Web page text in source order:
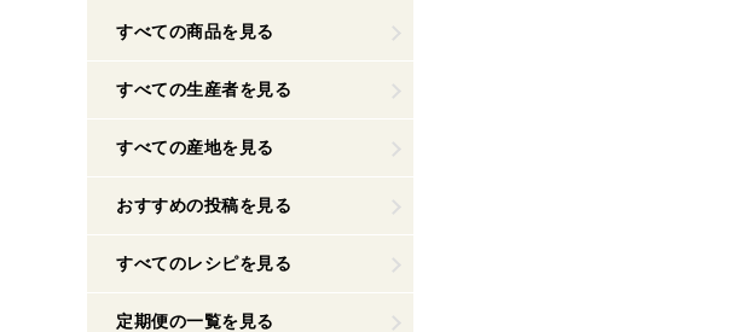
すべての商品を見る
すべての生産者を見る
すべての産地を見る
おすすめの投稿を見る
すべてのレシピを見る
定期便の一覧を見る